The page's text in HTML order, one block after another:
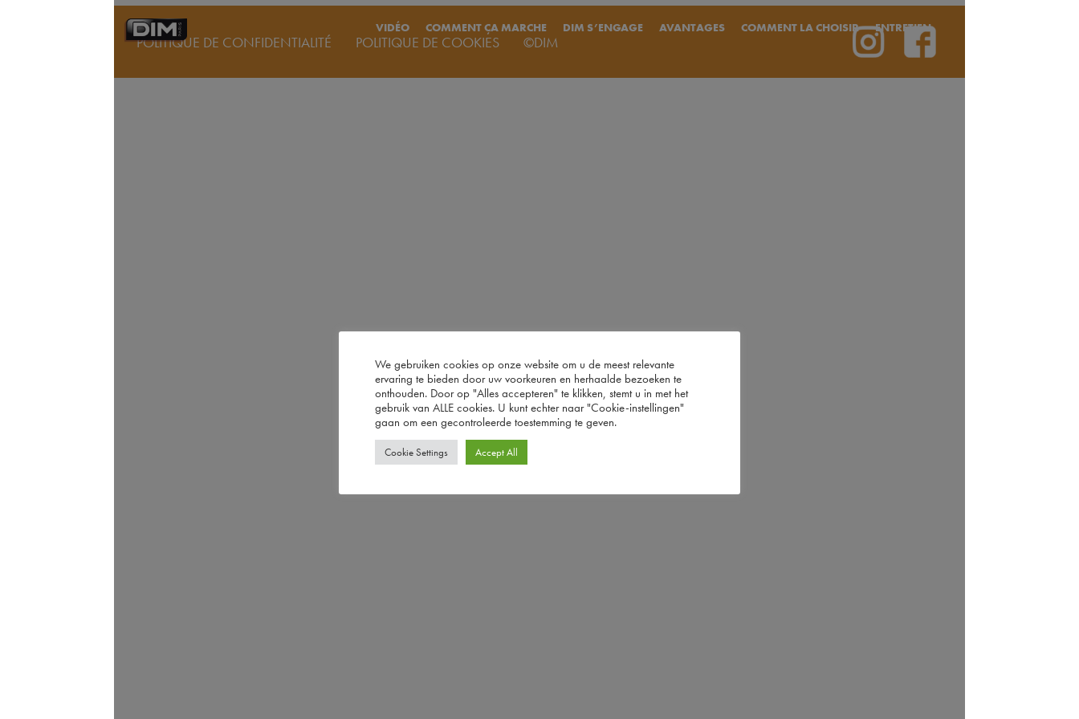
VIDÉO COMMENT ÇA MARCHE DIM S’ENGAGE AVANTAGES COMMENT LA CHOISIR ENTRETIEN
POLITIQUE DE CONFIDENTIALITÉ POLITIQUE DE COOKIES ©DIM
We gebruiken cookies op onze website om u de meest relevante
ervaring te bieden door uw voorkeuren en herhaalde bezoeken te
onthouden. Door op "Alles accepteren" te klikken, stemt u in met het
gebruik van ALLE cookies. U kunt echter naar "Cookie-instellingen"
gaan om een ​​gecontroleerde toestemming te geven.
Cookie Settings Accept All